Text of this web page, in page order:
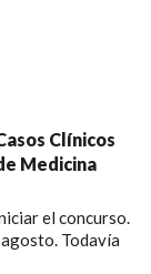
Clínicos
Medicina
el concurso.
Todavía